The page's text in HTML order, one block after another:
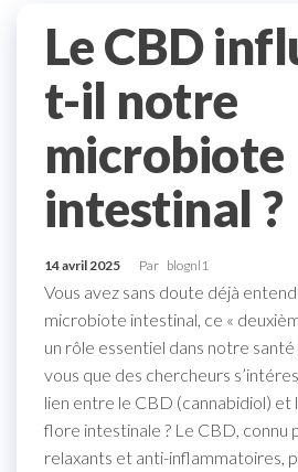
Le CBD
t-il notre
microbiote
intestinal ?
14 avril 2025 Par blognl1
Vous avez sans doute déjà
microbiote intestinal, ce «
un rôle essentiel dans notre
vous que des chercheurs
lien entre le CBD (cannabidiol) et
flore intestinale ? Le CBD, connu
relaxants et anti-inflammatoires,